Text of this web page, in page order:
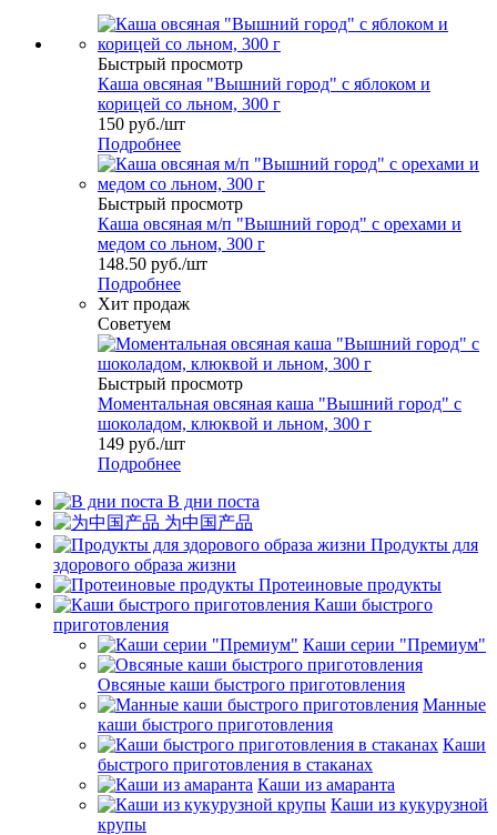
Быстрый просмотр
Каша овсяная "Вышний город" с яблоком и
корицей со льном, 300 г
150 руб./шт
Подробнее
Быстрый просмотр
Каша овсяная м/п "Вышний город" с орехами и
медом со льном, 300 г
148.50 руб./шт
Подробнее
Хит продаж
Советуем
Быстрый просмотр
Моментальная овсяная каша "Вышний город" с
шоколадом, клюквой и льном, 300 г
149 руб./шт
Подробнее
В дни поста
为中国产品
Продукты для
здорового образа жизни
Протеиновые продукты
Каши быстрого
приготовления
Каши серии "Премиум"
Овсяные каши быстрого приготовления
Манные
каши быстрого приготовления
Каши
быстрого приготовления в стаканах
Каши из амаранта
Каши из кукурузной
крупы